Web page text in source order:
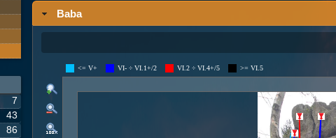
Baba
<= V+ VI- ÷ VI.1+/2 VI.2 ÷ VI.4+/5 >= VI.5
7
43
86